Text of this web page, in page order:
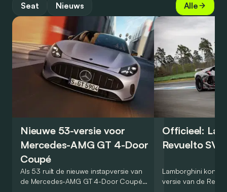
Seat Nieuws Alle
Nieuwe 53-versie voor
Mercedes-AMG GT 4-Door
Coupé
Als 53 ruilt de nieuwe instapversie van
de Mercedes-AMG GT 4-Door Coupé
Officieel:
Revuelto SV
Lamborghini
versie van de